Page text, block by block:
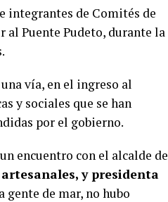
integrantes de Comités de
al Puente Pudeto, durante la
vía, en el ingreso al
y sociales que se han
por el gobierno.
encuentro con el alcalde de
y presidenta
gente de mar, no hubo